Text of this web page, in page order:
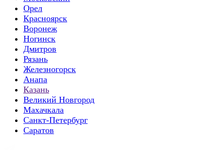
Орел
Красноярск
Воронеж
Ногинск
Дмитров
Рязань
Железногорск
Анапа
Казань
Великий Новгород
Махачкала
Санкт-Петербург
Саратов